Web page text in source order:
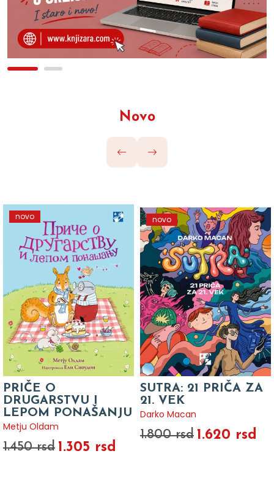
Novo
novo
PRIČE O
DRUGARSTVU I
LEPOM PONAŠANJU
Metju Oldam
1.450 rsd 1.305 rsd
novo
SUTRA: 21 PRIČA ZA
21. VEK
Darko Macan
1.800 rsd 1.620 rsd